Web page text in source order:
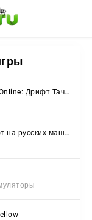
Drive Zone Online: Дрифт Тачки
RCD - Дрифт на русских машинах